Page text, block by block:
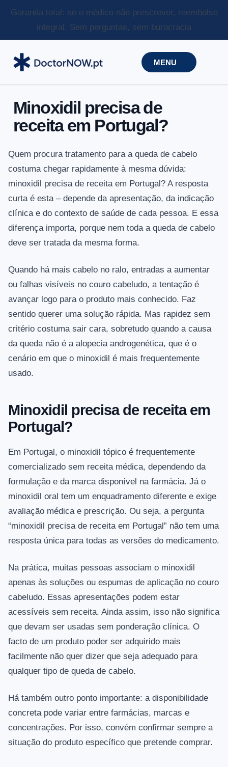
Garantia total: se o médico não prescrever, reembolso
integral. Sem perguntas, sem burocracia
MENU
Minoxidil precisa de
receita em Portugal?
Quem procura tratamento para a queda de cabelo
costuma chegar rapidamente à mesma dúvida:
minoxidil precisa de receita em Portugal? A resposta
curta é esta – depende da apresentação, da indicação
clínica e do contexto de saúde de cada pessoa. E essa
diferença importa, porque nem toda a queda de cabelo
deve ser tratada da mesma forma.
Quando há mais cabelo no ralo, entradas a aumentar
ou falhas visíveis no couro cabeludo, a tentação é
avançar logo para o produto mais conhecido. Faz
sentido querer uma solução rápida. Mas rapidez sem
critério costuma sair cara, sobretudo quando a causa
da queda não é a alopecia androgenética, que é o
cenário em que o minoxidil é mais frequentemente
usado.
Minoxidil precisa de receita em
Portugal?
Em Portugal, o minoxidil tópico é frequentemente
comercializado sem receita médica, dependendo da
formulação e da marca disponível na farmácia. Já o
minoxidil oral tem um enquadramento diferente e exige
avaliação médica e prescrição. Ou seja, a pergunta
“minoxidil precisa de receita em Portugal” não tem uma
resposta única para todas as versões do medicamento.
Na prática, muitas pessoas associam o minoxidil
apenas às soluções ou espumas de aplicação no couro
cabeludo. Essas apresentações podem estar
acessíveis sem receita. Ainda assim, isso não significa
que devam ser usadas sem ponderação clínica. O
facto de um produto poder ser adquirido mais
facilmente não quer dizer que seja adequado para
qualquer tipo de queda de cabelo.
Há também outro ponto importante: a disponibilidade
concreta pode variar entre farmácias, marcas e
concentrações. Por isso, convém confirmar sempre a
situação do produto específico que pretende comprar.